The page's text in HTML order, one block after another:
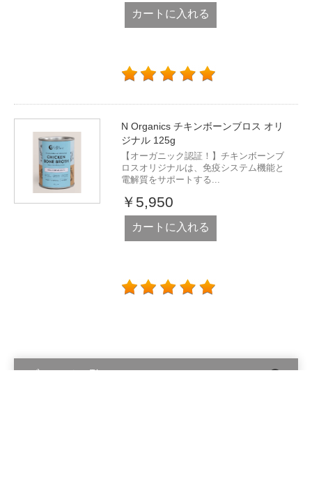
カートに入れる
N Organics チキンボーンブロス オリ
ジナル 125g
【オーガニック認証！】チキンボーンブ
ロスオリジナルは、免疫システム機能と
電解質をサポートする...
￥5,950
カートに入れる
ブランド一覧